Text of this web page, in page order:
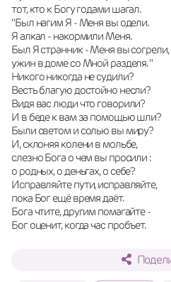
тот, кто к Богу годами шагал.
"Был нагим Я - Меня вы одели.
Я алкал - накормили Меня.
Был Я странник - Меня вы согрели,
ужин в доме со Мной разделя. "
Никого никогда не судили?
Весть благую достойно несли?
Видя вас люди что говорили?
И в беде к вам за помощью шли?
Были светом и солью вы миру?
И, склоняя колени в мольбе,
слезно Бога о чем вы просили :
о родных, о деньгах, о себе?
Исправляйте пути, исправляйте,
пока Бог ещё время даёт.
Бога чтите, другим помагайте -
Бог оценит, когда час пробъет.